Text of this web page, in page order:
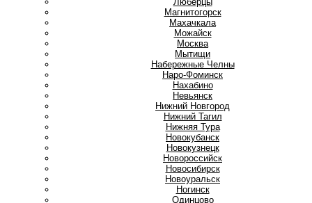
Магнитогорск
Махачкала
Можайск
Москва
Мытищи
Набережные Челны
Наро-Фоминск
Нахабино
Невьянск
Нижний Новгород
Нижний Тагил
Нижняя Тура
Новокубанск
Новокузнецк
Новороссийск
Новосибирск
Новоуральск
Ногинск
Одинцово